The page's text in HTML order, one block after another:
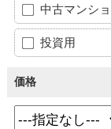
中古マンシ
投資用
価格